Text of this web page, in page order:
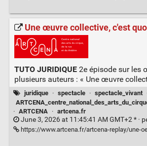
Une œuvre collective, c'est
TUTO JURIDIQUE2e épisode sur les
plusieurs auteurs : « Une œuvre
juridique · spectacle · spectacle_vivant
· ARTCENA · artcena.fr
June 3, 2026 at 11:45:41 AM GMT+2 * ·
https://www.artcena.fr/artcena-replay/une-